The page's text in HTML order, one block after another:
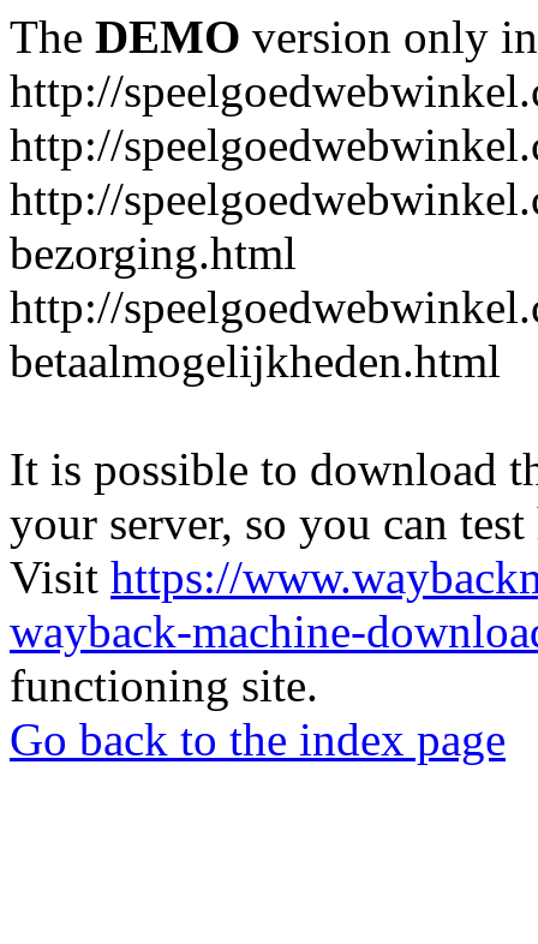
The DEMO version only
http://
http://
http://
bezorging.html
http://
betaalmogelijkheden.html
It is possible to download
your server, so you can
Visit https://
wayback-machine-
functioning site.
Go back to the index page